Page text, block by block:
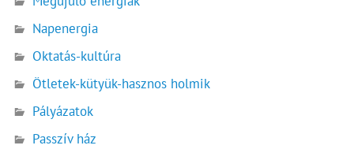
Napenergia
Oktatás-kultúra
Ötletek-kütyük-hasznos holmik
Pályázatok
Passzív ház